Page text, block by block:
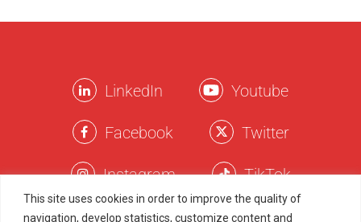
This site uses cookies in order to improve the quality of
navigation, develop statistics, customize content and
LinkedIn Youtube
Facebook Twitter
Instagram TikTok